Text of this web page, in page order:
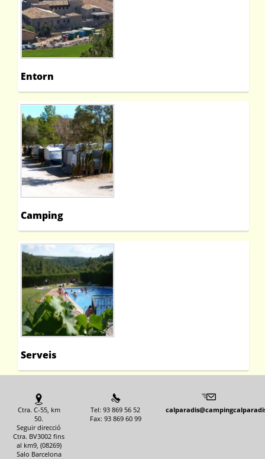
Entorn
Camping
Serveis
Ctra. C-55, km
50.
Seguir direcció
Ctra. BV3002 fins
al km9, (08269)
Salo Barcelona
Tel: 93 869 56 52
Fax: 93 869 60 99